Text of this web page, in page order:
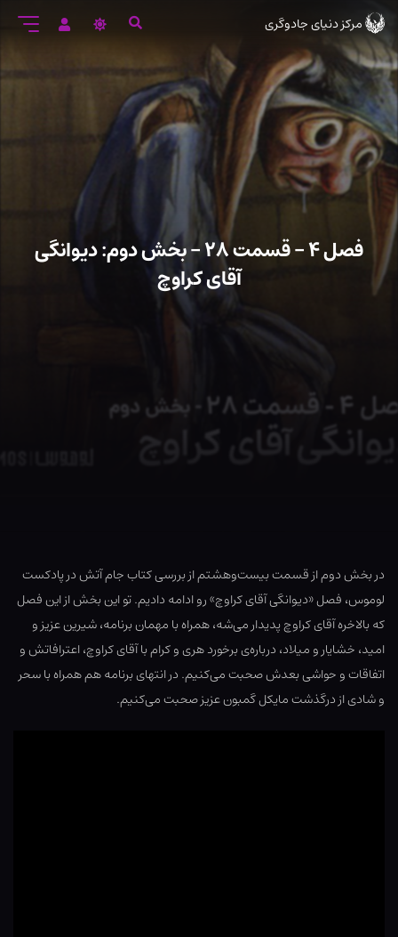
ورود
به
متن
اصلی
مرکز دنیای جادوگری
فصل ۴ – قسمت ۲۸ – بخش دوم: دیوانگی
آقای کراوچ
در بخش دوم از قسمت بیست‌وهشتم از بررسی کتاب جام آتش در پادکست
لوموس، فصل «دیوانگی آقای کراوچ» رو ادامه دادیم. تو این بخش از این فصل
که بالاخره آقای کراوچ پدیدار می‌شه، همراه با مهمان برنامه، شیرین عزیز و
امید، خشایار و میلاد، درباره‌ی برخورد هری و کرام با آقای کراوچ، اعترافاتش و
اتفاقات و حواشی بعدش صحبت می‌کنیم. در انتهای برنامه هم همراه با سحر
و شادی از درگذشت مایکل گمبون عزیز صحبت می‌کنیم.